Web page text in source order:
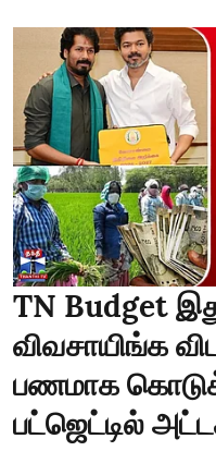
TN Budget
விவசாயிங்க
பணமாக
பட்ஜெட்டில்